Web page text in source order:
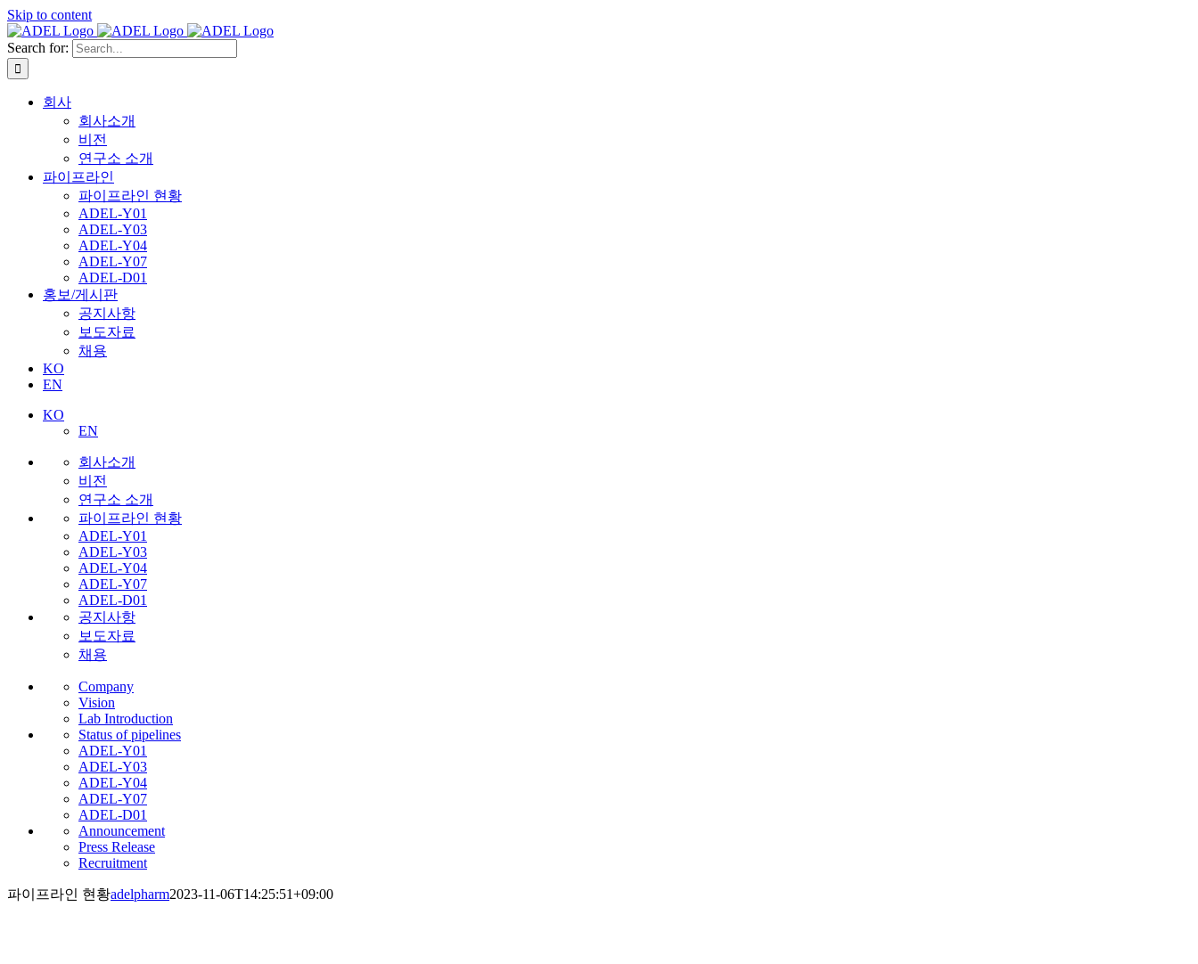
Skip to content
Search for:
회사
회사소개
비전
연구소 소개
파이프라인
파이프라인 현황
ADEL-Y01
ADEL-Y03
ADEL-Y04
ADEL-Y07
ADEL-D01
홍보/게시판
공지사항
보도자료
채용
KO
EN
KO
EN
회사소개
비전
연구소 소개
파이프라인 현황
ADEL-Y01
ADEL-Y03
ADEL-Y04
ADEL-Y07
ADEL-D01
공지사항
보도자료
채용
Company
Vision
Lab Introduction
Status of pipelines
ADEL-Y01
ADEL-Y03
ADEL-Y04
ADEL-Y07
ADEL-D01
Announcement
Press Release
Recruitment
파이프라인 현황adelpharm2023-11-06T14:25:51+09:00